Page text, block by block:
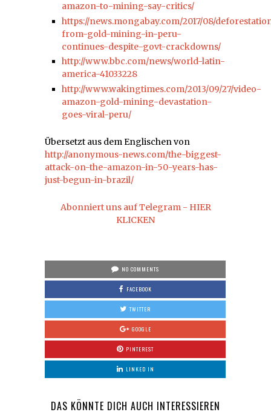
amazon-to-mining-say-critics/
https://news.mongabay.com/2017/08/
from-gold-mining-in-peru-
continues-despite-govt-crackdowns/
http://www.bbc.com/news/world-latin-
america-41033228
http://www.wakingtimes.com/2013/09/27/video-
amazon-gold-mining-devastation-
goes-viral-peru/
Übersetzt aus dem Englischen von
http://anonymous-news.com/the-biggest-
attack-on-the-amazon-in-50-years-has-
just-begun-in-brazil/
Abonniert uns auf Telegram - HIER
KLICKEN
NO COMMENTS
FACEBOOK
TWITTER
GOOGLE
PINTEREST
LINKED IN
DAS KÖNNTE DICH AUCH INTERESSIEREN